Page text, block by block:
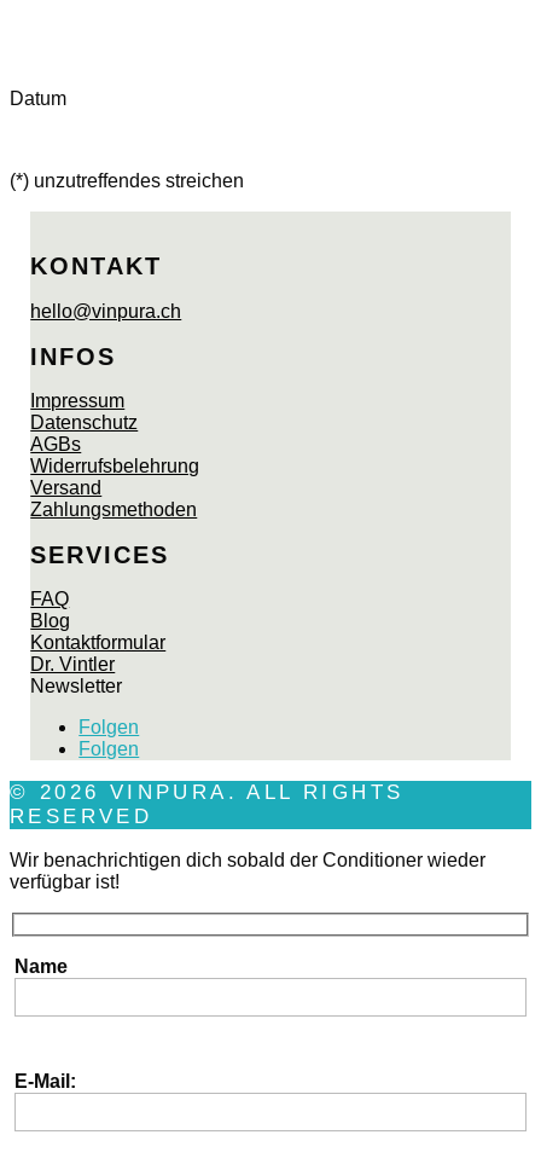
Datum
(*) unzutreffendes streichen
KONTAKT
hello@vinpura.ch
INFOS
Impressum
Datenschutz
AGBs
Widerrufsbelehrung
Versand
Zahlungsmethoden
SERVICES
FAQ
Blog
Kontaktformular
Dr. Vintler
Newsletter
Folgen
Folgen
© 2026 VINPURA. ALL RIGHTS
RESERVED
Wir benachrichtigen dich sobald der Conditioner wieder
verfügbar ist!
Name
E-Mail: